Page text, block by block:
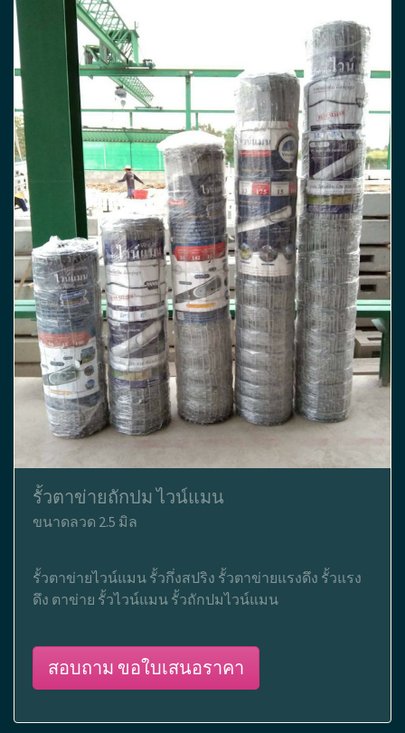
รั้วตาข่ายถักปม ไวน์แมน
ขนาดลวด 2.5 มิล
รั้วตาข่ายไวน์แมน รั้วกึ่งสปริง รั้วตาข่ายแรงดึง รั้วแรง
ดึง ตาข่าย รั้วไวน์แมน รั้วถักปมไวน์แมน
สอบถาม ขอใบเสนอราคา